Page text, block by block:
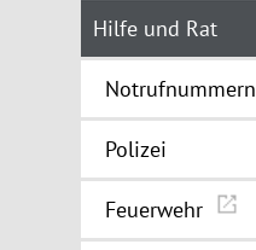
Hilfe und Rat
Notrufnummern
Polizei
Feuerwehr